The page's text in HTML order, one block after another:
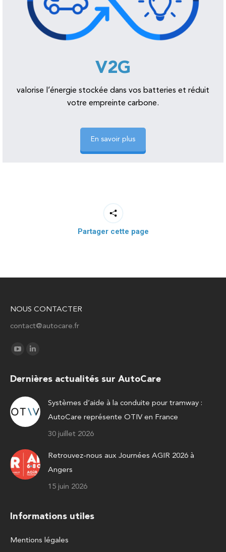
V2G
valorise l’énergie stockée dans vos batteries et réduit
votre empreinte carbone.
En savoir plus
Partager cette page
NOUS CONTACTER
contact@autocare.fr
Trouvez nous sur :
YouTube
dans
LinkedIn
dans
une
nouvelle
Dernières actualités sur AutoCare
Systèmes d’aide à la conduite pour tramway :
AutoCare représente OTIV en France
30 juillet 2026
Retrouvez-nous aux Journées AGIR 2026 à
Angers
15 juin 2026
Informations utiles
Mentions légales